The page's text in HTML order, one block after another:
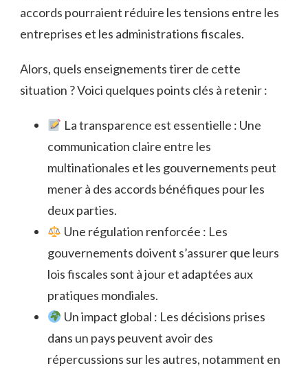
accords pourraient réduire les tensions entre les
entreprises et les administrations fiscales.
Alors, quels enseignements tirer de cette
situation ? Voici quelques points clés à retenir :
La transparence est essentielle : Une
communication claire entre les
multinationales et les gouvernements peut
mener à des accords bénéfiques pour les
deux parties.
Une régulation renforcée : Les
gouvernements doivent s’assurer que leurs
lois fiscales sont à jour et adaptées aux
pratiques mondiales.
Un impact global : Les décisions prises
dans un pays peuvent avoir des
répercussions sur les autres, notamment en